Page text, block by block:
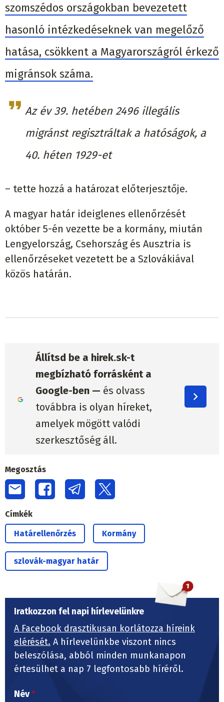
szomszédos országokban bevezetett
hasonló intézkedéseknek van megelőző
hatása, csökkent a Magyarországról érkező
migránsok száma.
Az év 39. hetében 2496 illegális
migránst regisztráltak a hatóságok, a
40. héten 1929-et
– tette hozzá a határozat előterjesztője.
A magyar határ ideiglenes ellenőrzését
október 5-én vezette be a kormány, miután
Lengyelország, Csehország és Ausztria is
ellenőrzéseket vezetett be a Szlovákiával
közös határán.
Állítsd be a hirek.sk-t
megbízható forrásként a
Google-ben — és olvass
továbbra is olyan híreket,
amelyek mögött valódi
szerkesztőség áll.
Megosztás
Címkék
Határellenőrzés Kormány
szlovák-magyar határ
Iratkozzon fel napi hírlevelünkre
A Facebook drasztikusan korlátozza híreink
elérését. A hírlevelünkbe viszont nincs
beleszólása, abból minden munkanapon
értesülhet a nap 7 legfontosabb híréről.
Név